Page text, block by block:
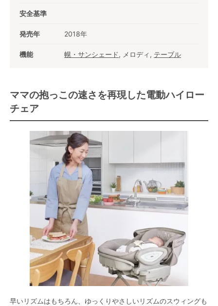
安全基準
発売年 2018年
機能 幌・サンシェード, メロディ, テーブル
ママの抱っこの速さを再現した電動ハイロー
チェア
早いリズムはもちろん、ゆっくりやさしいリズムのスウィングも